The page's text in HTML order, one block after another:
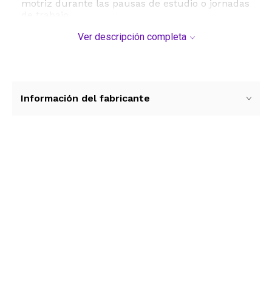
motriz durante las pausas de estudio o jornadas
Además de ser un juguete sumamente
moldearlas, regresando siempre a su estado
Ver descripción completa
Información del fabricante